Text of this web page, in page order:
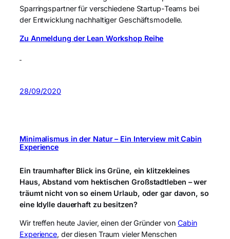
Sparringspartner für verschiedene Startup-Teams bei
der Entwicklung nachhaltiger Geschäftsmodelle.
Zu Anmeldung der Lean Workshop Reihe
28/09/2020
Minimalismus in der Natur – Ein Interview mit Cabin
Experience
Ein traumhafter Blick ins Grüne, ein klitzekleines
Haus, Abstand vom hektischen Großstadtleben – wer
träumt nicht von so einem Urlaub, oder gar davon, so
eine Idylle dauerhaft zu besitzen?
Wir treffen heute Javier, einen der Gründer vonCabin
Experience, der diesen Traum vieler Menschen